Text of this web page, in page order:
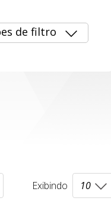
de filtro
Exibindo